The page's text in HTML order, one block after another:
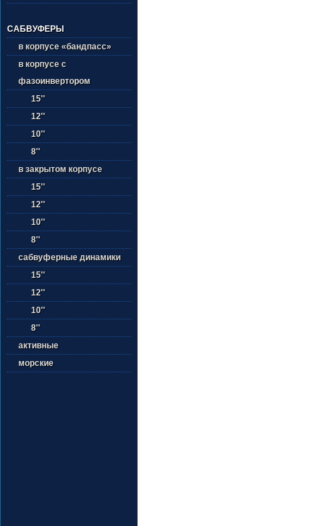
САБВУФЕРЫ
в корпусе «бандпасс»
в корпусе с
фазоинвертором
15''
12''
10''
8''
в закрытом корпусе
15''
12''
10''
8''
сабвуферные динамики
15''
12''
10''
8''
активные
морские